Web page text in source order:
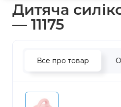
Дитяча
— 11175
Все про товар